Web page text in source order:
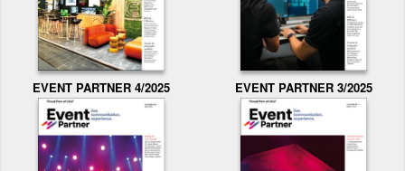
EVENT PARTNER 4/2025 EVENT PARTNER 3/2025